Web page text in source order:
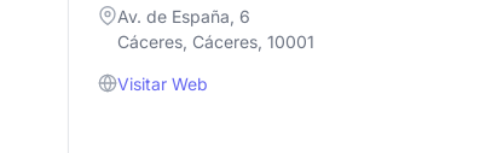
Av. de España, 6
Cáceres, Cáceres, 10001
Visitar Web